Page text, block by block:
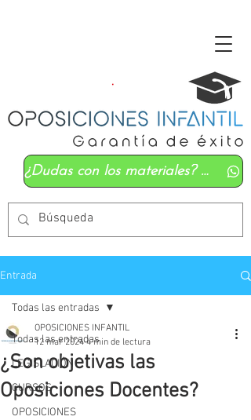
¿Dudas con los materiales? Mándanos un whatsapp
Entrada
Todas las entradas
LEGISLACIÓN
CURSOS
OPOSICIONES
Todas las entradas
¿Son objetivas las
Oposiciones Docentes?
OPOSICIONES INFANTIL
12 mar 2024 4 min de lectura